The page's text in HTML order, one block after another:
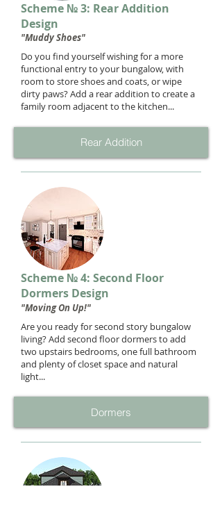
Scheme № 3: Rear Addition
Design
"Muddy Shoes"
Do you find yourself wishing for a more
functional entry to your bungalow, with
room to store shoes and coats, or wipe
dirty paws? Add a rear addition to create a
family room adjacent to the kitchen...
Rear Addition
Scheme № 4: Second Floor
Dormers Design
"Moving On Up!"
Are you ready for second story bungalow
living? Add second floor dormers to add
two upstairs bedrooms, one full bathroom
and plenty of closet space and natural
light...
Dormers